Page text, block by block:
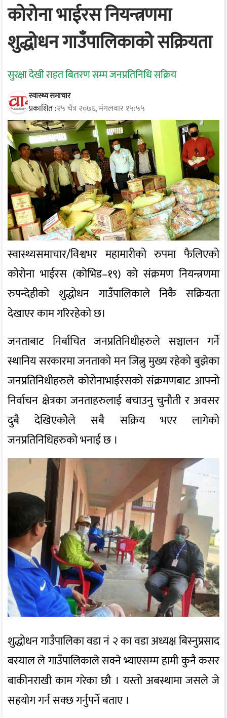
कोरोना भाईरस नियन्त्रणमा
शुद्धोधन गाउँपालिकाकोे सक्रियता
सुरक्षा देखी राहत बितरण सम्म जनप्रतिनिधि सक्रिय
स्वास्थ्य समाचार
प्रकाशित :२५ चैत्र २०७६, मंगलवार १५:५५
स्वास्थ्यसमाचार/विश्वभर महामारीको रुपमा फैलिएको
कोरोना भाईरस (कोभिड–१९) को संक्रमण नियन्त्रणमा
रुपन्देहीको शुद्धोधन गाउँपालिकाले निकै सक्रियता
देखाएर काम गरिरहेको छ।
जनताबाट निर्बाचित जनप्रतिनिधीहरुले सञ्चालन गर्ने
स्थानिय सरकारमा जनताको मन जित्नु मुख्य रहेको बुझेका
जनप्रतिनिधीहरुले कोरोनाभाईरसको संक्रमणबाट आफ्नो
निर्वाचन क्षेत्रका जनताहरुलाई बचाउनु चुनौती र अवसर
दुबै देखिएकोेले सबै सक्रिय भएर लागेको
जनप्रतिनिधिहरुको भनाई छ ।
शुद्धोधन गाउँपालिका वडा नं २ का वडा अध्यक्ष बिस्नुप्रसाद
बस्याल ले गाउँपालिकाले सक्ने भ्याएसम्म हामी कुनै कसर
बाकीनराखी काम गरेका छौ । यस्तो अबस्थामा जसले जे
सहयोग गर्न सक्छ गर्नुपर्ने बताए ।